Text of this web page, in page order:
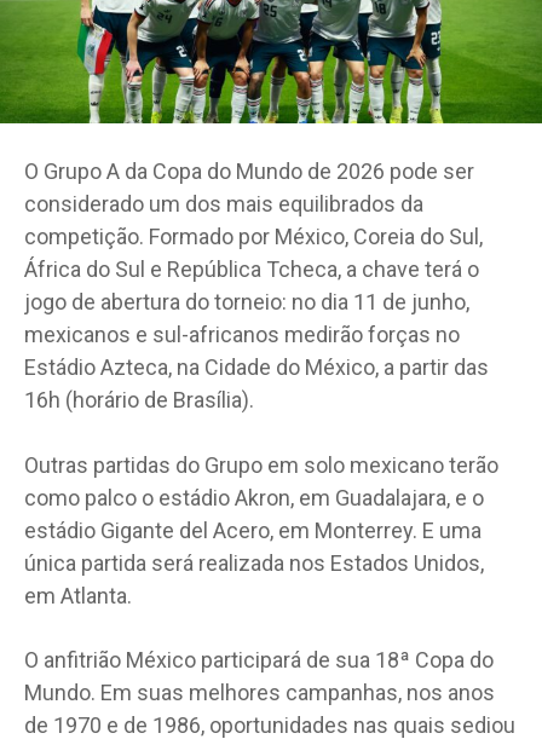
O Grupo A da Copa do Mundo de 2026 pode ser
considerado um dos mais equilibrados da
competição. Formado por México, Coreia do Sul,
África do Sul e República Tcheca, a chave terá o
jogo de abertura do torneio: no dia 11 de junho,
mexicanos e sul-africanos medirão forças no
Estádio Azteca, na Cidade do México, a partir das
16h (horário de Brasília).
Outras partidas do Grupo em solo mexicano terão
como palco o estádio Akron, em Guadalajara, e o
estádio Gigante del Acero, em Monterrey. E uma
única partida será realizada nos Estados Unidos,
em Atlanta.
O anfitrião México participará de sua 18ª Copa do
Mundo. Em suas melhores campanhas, nos anos
de 1970 e de 1986, oportunidades nas quais sediou